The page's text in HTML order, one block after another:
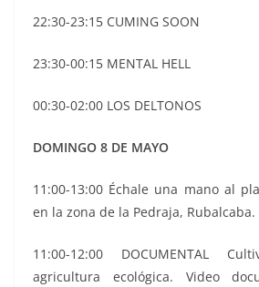
22:30-23:15 CUMING SOON
23:30-00:15 MENTAL HELL
00:30-02:00 LOS DELTONOS
DOMINGO 8 DE MAYO
11:00-13:00 Échale una mano al
en la zona de la Pedraja, Rubalcaba.
11:00-12:00 DOCUMENTAL
agricultura ecológica. Video